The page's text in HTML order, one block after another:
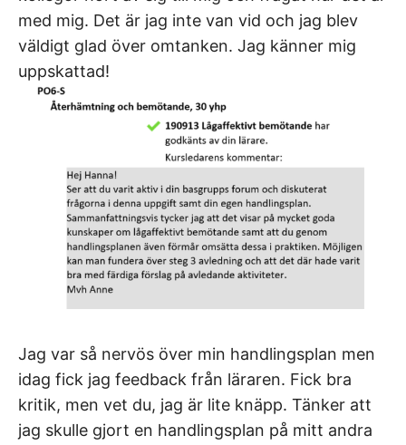
med mig. Det är jag inte van vid och jag blev
väldigt glad över omtanken. Jag känner mig
uppskattad!
Jag var så nervös över min handlingsplan men
idag fick jag feedback från läraren. Fick bra
kritik, men vet du, jag är lite knäpp. Tänker att
jag skulle gjort en handlingsplan på mitt andra